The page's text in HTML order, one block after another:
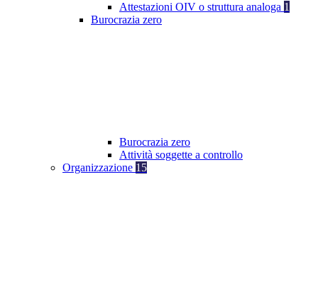
Attestazioni OIV o struttura analoga 1
Burocrazia zero
Burocrazia zero
Attività soggette a controllo
Organizzazione 15